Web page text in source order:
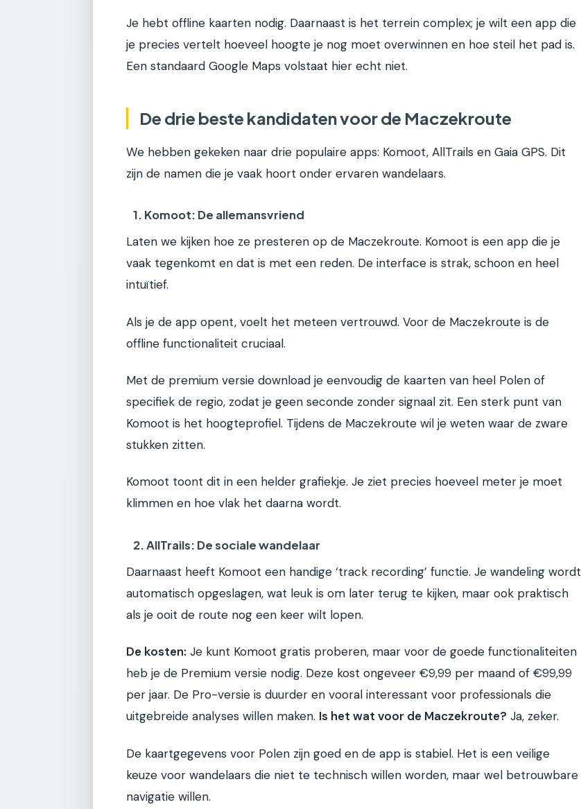
Je hebt offline kaarten nodig. Daarnaast is het terrein complex; je wilt een app die
je precies vertelt hoeveel hoogte je nog moet overwinnen en hoe steil het pad is.
Een standaard Google Maps volstaat hier echt niet.
De drie beste kandidaten voor de Maczekroute
We hebben gekeken naar drie populaire apps: Komoot, AllTrails en Gaia GPS. Dit
zijn de namen die je vaak hoort onder ervaren wandelaars.
1. Komoot: De allemansvriend
Laten we kijken hoe ze presteren op de Maczekroute. Komoot is een app die je
vaak tegenkomt en dat is met een reden. De interface is strak, schoon en heel
intuïtief.
Als je de app opent, voelt het meteen vertrouwd. Voor de Maczekroute is de
offline functionaliteit cruciaal.
Met de premium versie download je eenvoudig de kaarten van heel Polen of
specifiek de regio, zodat je geen seconde zonder signaal zit. Een sterk punt van
Komoot is het hoogteprofiel. Tijdens de Maczekroute wil je weten waar de zware
stukken zitten.
Komoot toont dit in een helder grafiekje. Je ziet precies hoeveel meter je moet
klimmen en hoe vlak het daarna wordt.
2. AllTrails: De sociale wandelaar
Daarnaast heeft Komoot een handige ‘track recording’ functie. Je wandeling wordt
automatisch opgeslagen, wat leuk is om later terug te kijken, maar ook praktisch
als je ooit de route nog een keer wilt lopen.
De kosten: Je kunt Komoot gratis proberen, maar voor de goede functionaliteiten
heb je de Premium versie nodig. Deze kost ongeveer €9,99 per maand of €99,99
per jaar. De Pro-versie is duurder en vooral interessant voor professionals die
uitgebreide analyses willen maken. Is het wat voor de Maczekroute? Ja, zeker.
De kaartgegevens voor Polen zijn goed en de app is stabiel. Het is een veilige
keuze voor wandelaars die niet te technisch willen worden, maar wel betrouwbare
navigatie willen.